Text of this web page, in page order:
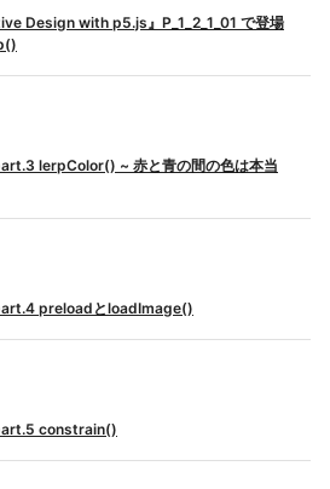
Design with p5.js』P_1_2_1_01 で登場
lerpColor() ~ 赤と青の間の色は本当
preloadとloadImage()
constrain()